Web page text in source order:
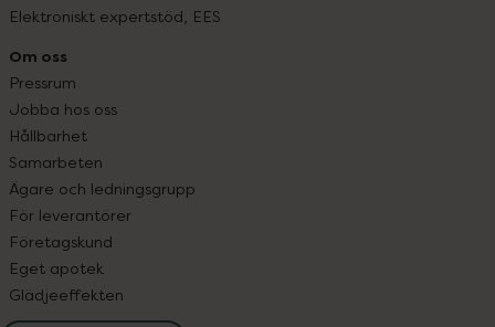
Elektroniskt expertstöd, EES
Om oss
Pressrum
Jobba hos oss
Hållbarhet
Samarbeten
Ägare och ledningsgrupp
För leverantörer
Företagskund
Eget apotek
Glädjeeffekten